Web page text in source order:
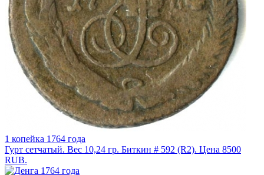
1 копейка 1764 года
Гурт сетчатый. Вес 10,24 гр. Биткин # 592 (R2). Цена 8500
RUB.